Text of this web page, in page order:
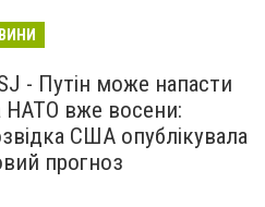
- Путін може напасти
НАТО вже восени:
США опублікувала
прогноз